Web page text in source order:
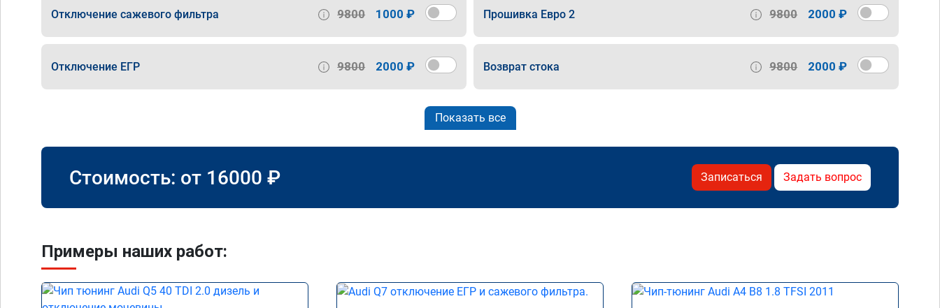
Отключение сажевого фильтра 9800 1000 ₽ Прошивка Евро 2 9800 2000 ₽
Отключение ЕГР 9800 2000 ₽ Возврат стока 9800 2000 ₽
Показать все
Стоимость: от 16000 ₽ Записаться Задать вопрос
Примеры наших работ: